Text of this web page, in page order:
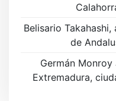
e
Belisario
de
Germán
Extremadura,